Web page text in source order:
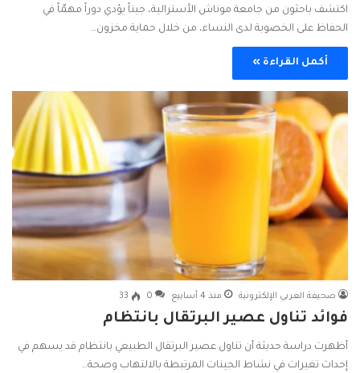
اكتشف باحثون من جامعة موناش الأسترالية، جيناً يؤدي دوراً مهمّاً في
الحفاظ على الخصوبة لدى النساء، من خلال حماية مخزون…
أكمل القراءة »
صحيفة العربي الإلكترونية منذ 4 أسابيع 0
33
فوائد تناول عصير البرتقال بانتظام
أظهرت دراسة حديثة أن تناول عصير البرتقال الطبيعي بانتظام قد يسهم في
إحداث تغيرات في نشاط الجينات المرتبطة بالالتهاب وصحة…